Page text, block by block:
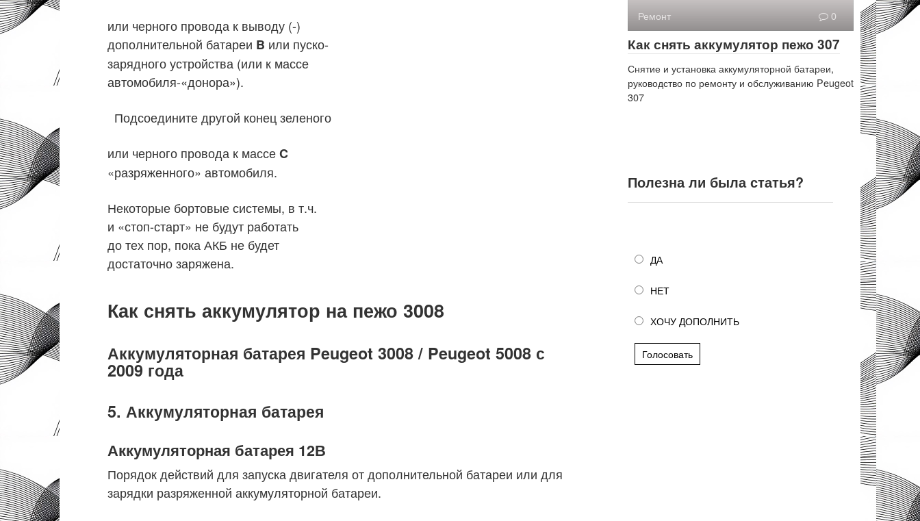
или черного провода к выводу (-)
дополнительной батареи B или пуско-
зарядного устройства (или к массе
автомобиля-«донора»).
Подсоедините другой конец зеленого
или черного провода к массеC
«разряженного» автомобиля.
Некоторые бортовые системы, в т.ч.
и «стоп-старт» не будут работать
до тех пор, пока АКБ не будет
достаточно заряжена.
Как снять аккумулятор на пежо 3008
Аккумуляторная батарея Peugeot 3008 / Peugeot 5008 с
2009 года
5. Аккумуляторная батарея
Аккумуляторная батарея 12В
Порядок действий для запуска двигателя от дополнительной батареи или для
зарядки разряженной аккумуляторной батареи.
Ремонт 0
Как снять аккумулятор пежо 307
Снятие и установка аккумуляторной батареи,
руководство по ремонту и обслуживанию Peugeot
307
Полезна ли была статья?
ДА
НЕТ
ХОЧУ ДОПОЛНИТЬ
Голосовать